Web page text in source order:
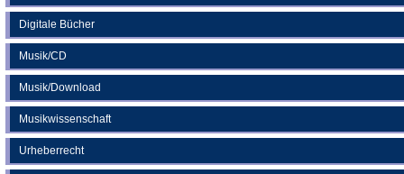
Digitale Bücher
Musik/CD
Musik/Download
Musikwissenschaft
Urheberrecht